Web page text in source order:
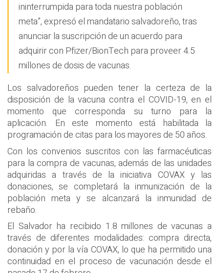
ininterrumpida para toda nuestra población
meta”, expresó el mandatario salvadoreño, tras
anunciar la suscripción de un acuerdo para
adquirir con Pfizer/BionTech para proveer 4.5
millones de dosis de vacunas.
Los salvadoreños pueden tener la certeza de la
disposición de la vacuna contra el COVID-19, en el
momento que corresponda su turno para la
aplicación. En este momento está habilitada la
programación de citas para los mayores de 50 años.
Con los convenios suscritos con las farmacéuticas
para la compra de vacunas, además de las unidades
adquiridas a través de la iniciativa COVAX y las
donaciones, se completará la inmunización de la
población meta y se alcanzará la inmunidad de
rebaño.
El Salvador ha recibido 1.8 millones de vacunas a
través de diferentes modalidades: compra directa,
donación y por la vía COVAX, lo que ha permitido una
continuidad en el proceso de vacunación desde el